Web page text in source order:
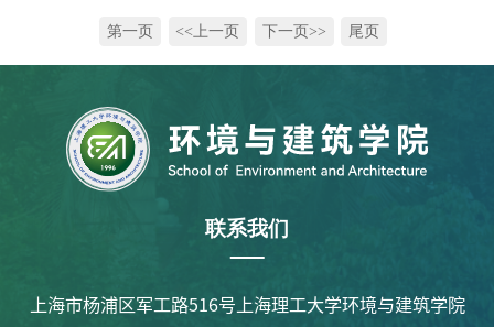
第一页 <<上一页 下一页>> 尾页
联系我们
上海市杨浦区军工路516号上海理工大学环境与建筑学院